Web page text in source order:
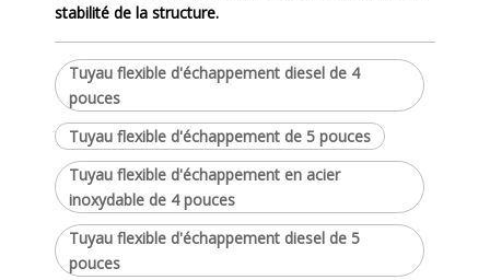
stabilité de la structure.
Tuyau flexible d'échappement diesel de 4
pouces
Tuyau flexible d'échappement de 5 pouces
Tuyau flexible d'échappement en acier
inoxydable de 4 pouces
Tuyau flexible d'échappement diesel de 5
pouces